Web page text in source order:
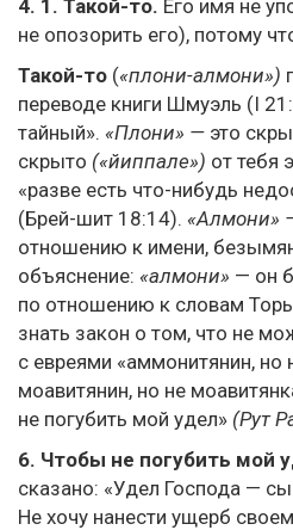
4. 1. Такой-то. Его имя не
не опозорить его), потому
Такой-то («плони-алмони»)
переводе книги Шмуэль (I
тайный». «Плони» — это
скрыто («йиппале») от тебя
«разве есть что-нибудь
(Брей-шит 18:14). «Алмони»
отношению к имени,
объяснение: «алмони» — он
по отношению к словам
знать закон о том, что не
с евреями «аммонитянин, но
моавитянин, но не
не погубить мой удел» (Рут
6. Чтобы не погубить мой
сказано: «Удел Господа —
Не хочу нанести ущерб